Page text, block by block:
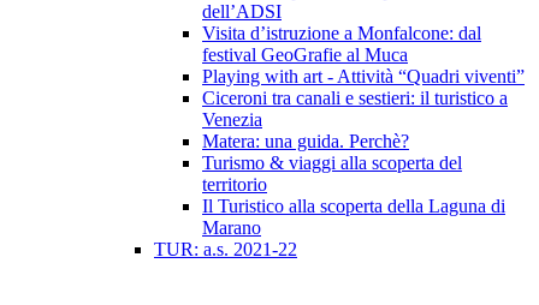
dell’ADSI
Visita d’istruzione a Monfalcone: dal
festival GeoGrafie al Muca
Playing with art - Attività “Quadri viventi”
Ciceroni tra canali e sestieri: il turistico a
Venezia
Matera: una guida. Perchè?
Turismo & viaggi alla scoperta del
territorio
Il Turistico alla scoperta della Laguna di
Marano
TUR: a.s. 2021-22